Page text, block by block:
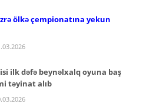
ölkə çempionatına yekun
ilk dəfə beynəlxalq oyuna baş
təyinat alıb